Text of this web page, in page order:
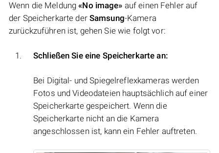
Wenn die Meldung«No image» auf einen Fehler auf
der Speicherkarte der Samsung-Kamera
zurückzuführen ist, gehen Sie wie folgt vor:
Schließen Sie eine Speicherkarte an:
Bei Digital- und Spiegelreflexkameras werden
Fotos und Videodateien hauptsächlich auf einer
Speicherkarte gespeichert. Wenn die
Speicherkarte nicht an die Kamera
angeschlossen ist, kann ein Fehler auftreten.